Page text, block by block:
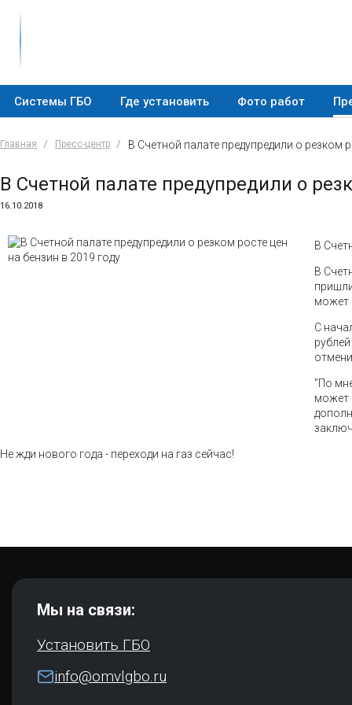
Системы ГБО Где установить Фото работ
Главная Пресс-центр В Счетной палате предупредили о резком
В Счетной палате предупредили о
16.10.2018
В
В
может
С
"По
может
Не жди нового года - переходи на газ сейчас!
Мы на связи:
Установить ГБО
info@omvlgbo.ru